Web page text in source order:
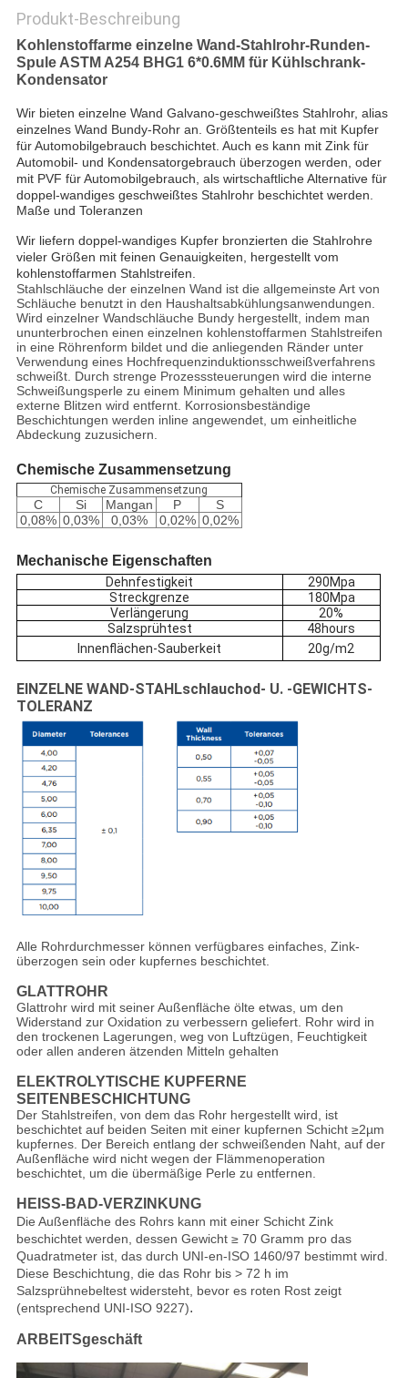
Produkt-Beschreibung
Kohlenstoffarme einzelne Wand-Stahlrohr-Runden-
Spule ASTM A254 BHG1 6*0.6MM für Kühlschrank-
Kondensator
Wir bieten einzelne Wand Galvano-geschweißtes Stahlrohr, alias
einzelnes Wand Bundy-Rohr an. Größtenteils es hat mit Kupfer
für Automobilgebrauch beschichtet. Auch es kann mit Zink für
Automobil- und Kondensatorgebrauch überzogen werden, oder
mit PVF für Automobilgebrauch, als wirtschaftliche Alternative für
doppel-wandiges geschweißtes Stahlrohr beschichtet werden.
Maße und Toleranzen
Wir liefern doppel-wandiges Kupfer bronzierten die Stahlrohre
vieler Größen mit feinen Genauigkeiten, hergestellt vom
kohlenstoffarmen Stahlstreifen.
Stahlschläuche der einzelnen Wand ist die allgemeinste Art von
Schläuche benutzt in den Haushaltsabkühlungsanwendungen.
Wird einzelner Wandschläuche Bundy hergestellt, indem man
ununterbrochen einen einzelnen kohlenstoffarmen Stahlstreifen
in eine Röhrenform bildet und die anliegenden Ränder unter
Verwendung eines Hochfrequenzinduktionsschweißverfahrens
schweißt. Durch strenge Prozesssteuerungen wird die interne
Schweißungsperle zu einem Minimum gehalten und alles
externe Blitzen wird entfernt. Korrosionsbeständige
Beschichtungen werden inline angewendet, um einheitliche
Abdeckung zuzusichern.
Chemische Zusammensetzung
Chemische Zusammensetzung
C Si Mangan P
S
0,08% 0,03% 0,03% 0,02% 0,02%
Mechanische Eigenschaften
Dehnfestigkeit
290Mpa
Streckgrenze
180Mpa
Verlängerung
20%
Salzsprühtest
48hours
Innenflächen-Sauberkeit
20g/m2
EINZELNE WAND-STAHLschlauchod- U. -GEWICHTS-
TOLERANZ
Alle Rohrdurchmesser können verfügbares einfaches, Zink-
überzogen sein oder kupfernes beschichtet.
GLATTROHR
Glattrohr wird mit seiner Außenfläche ölte etwas, um den
Widerstand zur Oxidation zu verbessern geliefert. Rohr wird in
den trockenen Lagerungen, weg von Luftzügen, Feuchtigkeit
oder allen anderen ätzenden Mitteln gehalten
ELEKTROLYTISCHE KUPFERNE
SEITENBESCHICHTUNG
Der Stahlstreifen, von dem das Rohr hergestellt wird, ist
beschichtet auf beiden Seiten mit einer kupfernen Schicht ≥2µm
kupfernes. Der Bereich entlang der schweißenden Naht, auf der
Außenfläche wird nicht wegen der Flämmenoperation
beschichtet, um die übermäßige Perle zu entfernen.
HEISS-BAD-VERZINKUNG
Die Außenfläche des Rohrs kann mit einer Schicht Zink
beschichtet werden, dessen Gewicht ≥ 70 Gramm pro das
Quadratmeter ist, das durch UNI-en-ISO 1460/97 bestimmt wird.
Diese Beschichtung, die das Rohr bis > 72 h im
Salzsprühnebeltest widersteht, bevor es roten Rost zeigt
(entsprechend UNI-ISO 9227).
ARBEITSgeschäft